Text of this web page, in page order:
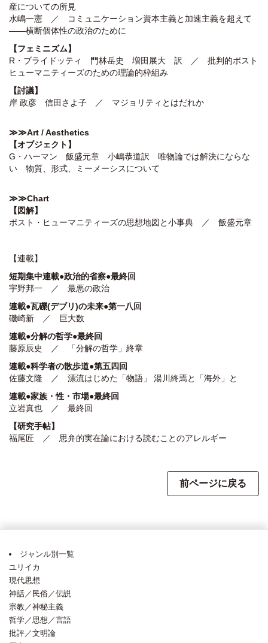
産についての所見
水嶋一憲 ／ コミュニケーション資本主義と加速主義を超えて
――横断個体性の政治のために
【フェミニズム】
R・ブライドッティ 門林岳史 増田展大 訳 ／ 批判的ポスト
ヒューマニティーズのための理論的枠組み
【討議】
岸 政彦 信田さよ子 ／ マジョリティとはだれか
≫≫Art / Aesthetics
【オブジェクト】
G・ハーマン 飯盛元章 小嶋恭道訳 唯物論では解決にならな
い 物質、形式、ミーメーシスについて
≫≫Chart
【図解】
ポスト・ヒューマニティーズの思想地図と小事典 ／ 飯盛元章
【連載】
短期集中連載●政治的省察●最終回
宇野邦一 ／ 最悪の政治
連載●瓦礫(デブリ)の未来●第一八回
磯崎新 ／ 巨大数
連載●分解の哲学●最終回
藤原辰史 ／ 「分解の哲学」終章
連載●科学者の散歩道●第五四回
佐藤文隆 ／ 漂流はじめた「物語」 湯川終焉と「海外」と
連載●家族・性・市場●最終回
立岩真也 ／ 最終回
【研究手帖】
福尾匠 ／ 思弁的実在論における読むことのアレルギー
前ページに戻る
ジャンル別一覧
ユリイカ
現代思想
神話／民俗／伝説
宗教／神秘主義
哲学／思想／言語
批評／文明論